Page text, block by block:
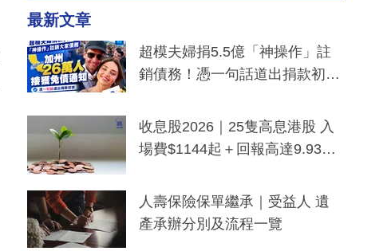
最新文章
超模夫婦捐5.5億「神操作」註
銷債務！憑一句話道出捐款初
一度被誤當詐騙手段
收息股2026｜25隻高息港股 入
場費$1144起＋回報高達9.93
人壽保險保單繼承｜受益人 遺
產承辦分別及流程一覽